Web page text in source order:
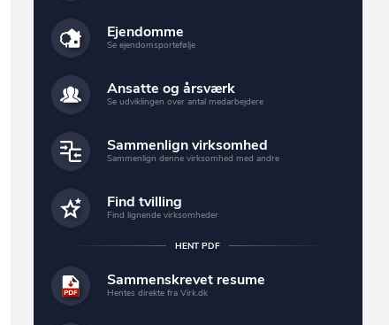
Ejendomme
Se ejendomsportefølje
Ansatte og årsværk
Se udviklingen over antal medarbejdere
Sammenlign virksomhed
Sammenlign denne virksomhed med andre
Find tvilling
Find lignende virksomheder
HENT PDF
Sammenskrevet resume
Hentes direkte fra Virk.dk